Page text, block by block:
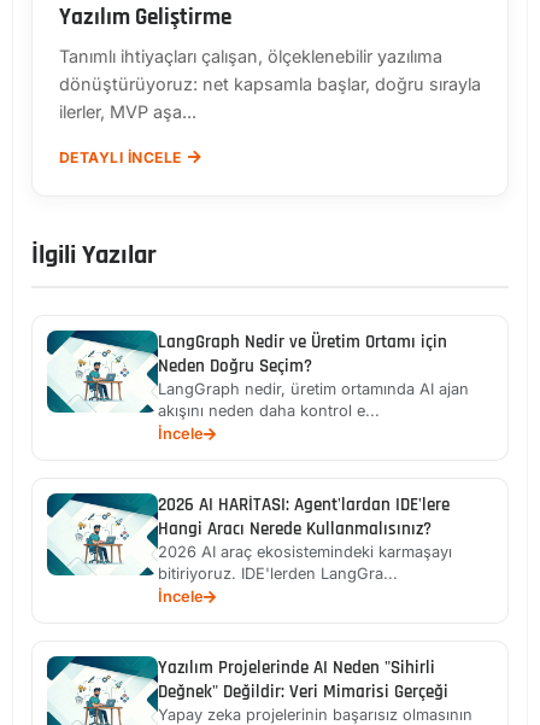
Yazılım Geliştirme
Tanımlı ihtiyaçları çalışan, ölçeklenebilir yazılıma
dönüştürüyoruz: net kapsamla başlar, doğru sırayla
ilerler, MVP aşa...
DETAYLI İNCELE
İlgili Yazılar
LangGraph Nedir ve Üretim Ortamı için
Neden Doğru Seçim?
LangGraph nedir, üretim ortamında AI ajan
akışını neden daha kontrol e...
İncele
2026 AI HARİTASI: Agent'lardan IDE'lere
Hangi Aracı Nerede Kullanmalısınız?
2026 AI araç ekosistemindeki karmaşayı
bitiriyoruz. IDE'lerden LangGra...
İncele
Yazılım Projelerinde AI Neden "Sihirli
Değnek" Değildir: Veri Mimarisi Gerçeği
Yapay zeka projelerinin başarısız olmasının